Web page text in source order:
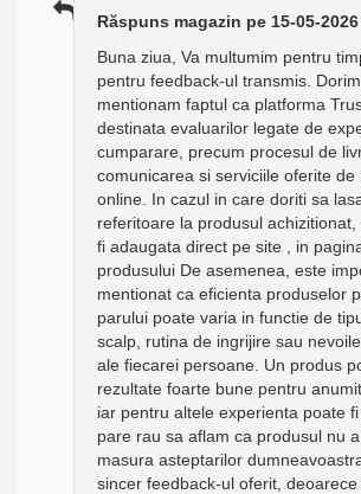
Răspuns magazin pe 15-05-
Buna ziua, Va multumim pentru
pentru feedback-ul transmis.
mentionam faptul ca platforma
destinata evaluarilor legate de
cumparare, precum procesul de
comunicarea si serviciile oferite de
online. In cazul in care doriti sa
referitoare la produsul
fi adaugata direct pe site , in
produsului De asemenea, este
mentionat ca eficienta produselor
parului poate varia in functie de
scalp, rutina de ingrijire sau
ale fiecarei persoane. Un produs
rezultate foarte bune pentru
iar pentru altele experienta poate
pare rau sa aflam ca produsul nu
masura asteptarilor
sincer feedback-ul oferit,